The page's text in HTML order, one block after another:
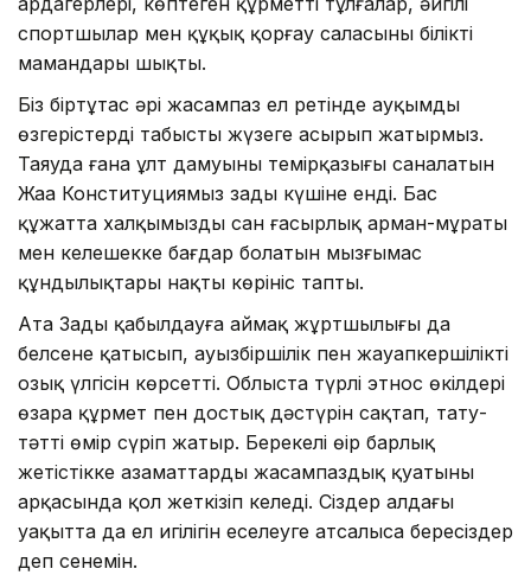
спортшылар мен құқық қорғау саласының білікті
мамандары шықты.
Біз біртұтас әрі жасампаз ел ретінде ауқымды
өзгерістерді табысты жүзеге асырып жатырмыз.
Таяуда ғана ұлт дамуының темірқазығы саналатын
Жаңа Конституциямыз заңды күшіне енді. Бас
құжатта халқымыздың сан ғасырлық арман-мұраты
мен келешекке бағдар болатын мызғымас
құндылықтары нақты көрініс тапты.
Ата Заңды қабылдауға аймақ жұртшылығы да
белсене қатысып, ауызбіршілік пен жауапкершіліктің
озық үлгісін көрсетті. Облыста түрлі этнос өкілдері
өзара құрмет пен достық дәстүрін сақтап, тату-
тәтті өмір сүріп жатыр. Берекелі өңір барлық
жетістікке азаматтардың жасампаздық қуатының
арқасында қол жеткізіп келеді. Сіздер алдағы
уақытта да ел игілігін еселеуге атсалыса бересіздер
деп сенемін.